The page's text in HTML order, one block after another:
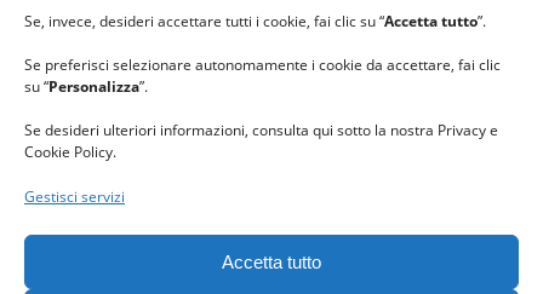
Se, invece, desideri accettare tutti i cookie, fai clic su “Accetta tutto”.
Se preferisci selezionare autonomamente i cookie da accettare, fai clic
su “Personalizza”.
Se desideri ulteriori informazioni, consulta qui sotto la nostra Privacy e
Cookie Policy.
Gestisci servizi
Accetta tutto